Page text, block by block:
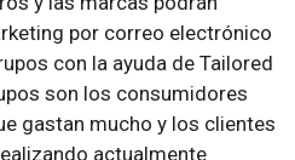
por correo electrónico
con la ayuda de Tailored
son los consumidores
gastan mucho y los clientes
actualmente